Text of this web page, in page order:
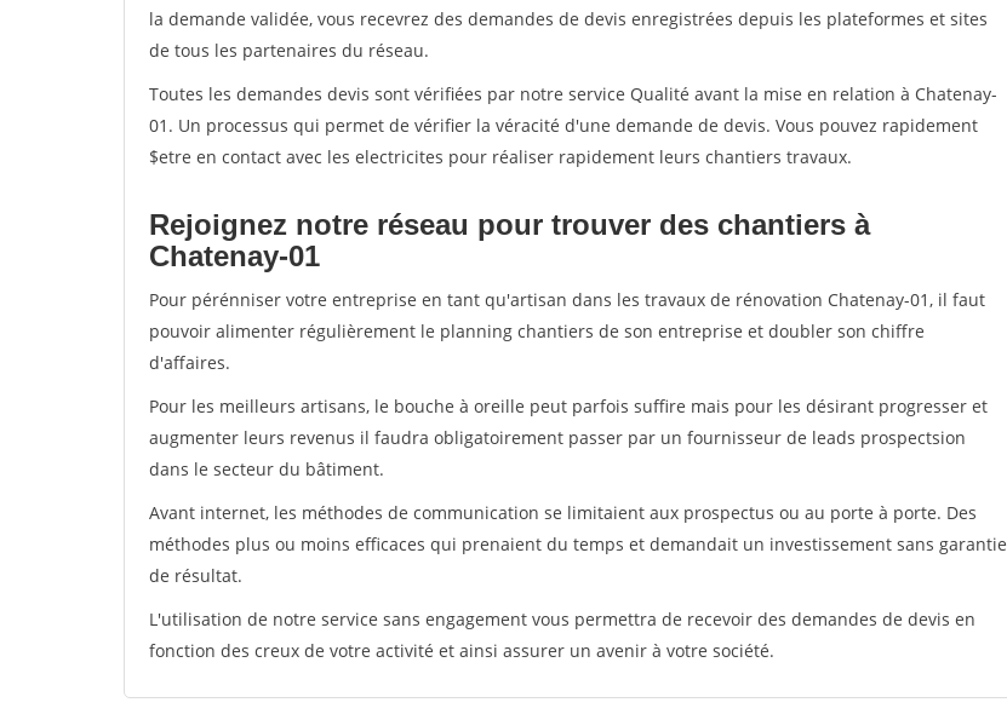
la demande validée, vous recevrez des demandes de devis enregistrées depuis les plateformes et sites
de tous les partenaires du réseau.
Toutes les demandes devis sont vérifiées par notre service Qualité avant la mise en relation à Chatenay-
01. Un processus qui permet de vérifier la véracité d'une demande de devis. Vous pouvez rapidement
$etre en contact avec les electricites pour réaliser rapidement leurs chantiers travaux.
Rejoignez notre réseau pour trouver des chantiers à
Chatenay-01
Pour pérénniser votre entreprise en tant qu'artisan dans les travaux de rénovation Chatenay-01, il faut
pouvoir alimenter régulièrement le planning chantiers de son entreprise et doubler son chiffre
d'affaires.
Pour les meilleurs artisans, le bouche à oreille peut parfois suffire mais pour les désirant progresser et
augmenter leurs revenus il faudra obligatoirement passer par un fournisseur de leads prospectsion
dans le secteur du bâtiment.
Avant internet, les méthodes de communication se limitaient aux prospectus ou au porte à porte. Des
méthodes plus ou moins efficaces qui prenaient du temps et demandait un investissement sans garantie
de résultat.
L'utilisation de notre service sans engagement vous permettra de recevoir des demandes de devis en
fonction des creux de votre activité et ainsi assurer un avenir à votre société.